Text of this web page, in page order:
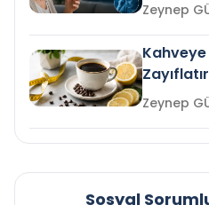
Kahveye
Sosyal